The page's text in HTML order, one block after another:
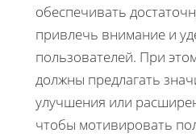
обеспечивать
привлечь внимание и
пользователей. При
должны предлагать
улучшения или
чтобы мотивировать